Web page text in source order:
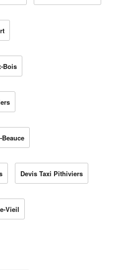
Bois
Devis Taxi Pithiviers
Vieil